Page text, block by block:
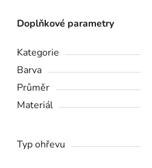
Doplňkové parametry
Kategorie
Barva
Průměr
Materiál
Typ ohřevu